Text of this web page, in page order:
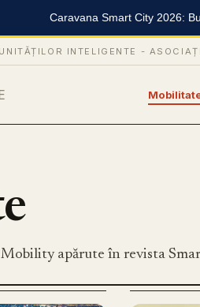
Caravana Smart City 2026:
INTELIGENTE -
apărute în revista